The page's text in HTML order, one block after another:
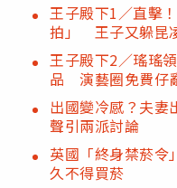
王子殿下1／直擊
拍」 王子又躲昆
王子殿下2／瑤瑤
品 演藝圈免費仔
出國變冷感？夫
聲引兩派討論
英國「終身禁菸
久不得買菸